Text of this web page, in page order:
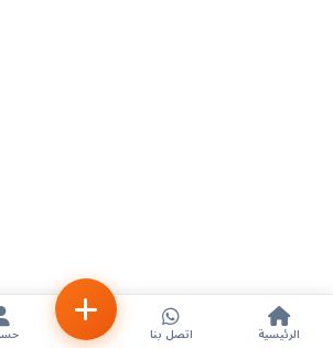
الرئيسية اتصل بنا